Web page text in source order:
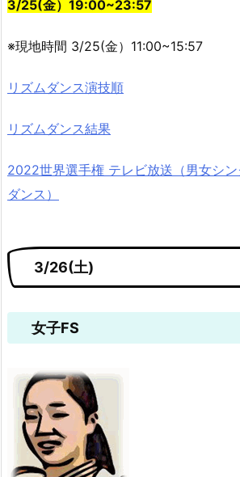
3/25(金）19:00~23:57
※現地時間 3/25(金）11:00~15:57
リズムダンス演技順
リズムダンス結果
2022世界選手権 テレビ放送（男女シ
ダンス）
3/26(土)
女子FS